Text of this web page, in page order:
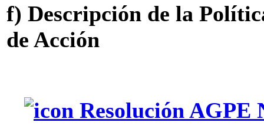
f) Descripción de la
de Acción
Resolución AGPE